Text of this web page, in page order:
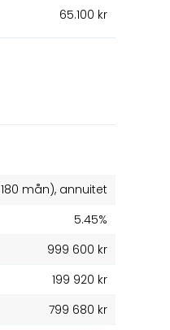
65.100 kr
180 mån), annuitet
5.45%
999 600 kr
199 920 kr
799 680 kr